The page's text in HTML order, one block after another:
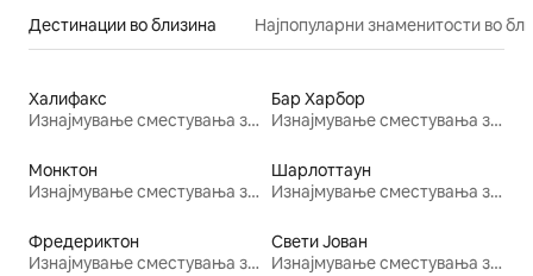
Дестинации во близина Најпопуларни знаменитости во
Халифакс
Изнајмување сместувања за одмор
Бар Харбор
Изнајмување сместувања за одмор
Монктон
Изнајмување сместувања за одмор
Шарлоттаун
Изнајмување сместувања за одмор
Фредериктон
Изнајмување сместувања за одмор
Свети Јован
Изнајмување сместувања за одмор